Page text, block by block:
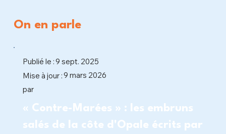
On en parle
Publié le :9 sept. 2025
Mise à jour :9 mars 2026
par
« Contre-Marées » : les embruns
salés de la côte d'Opale écrits par